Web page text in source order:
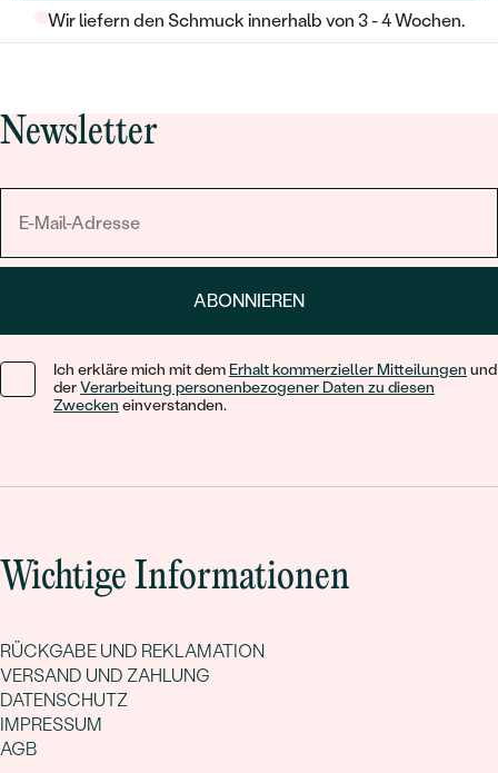
Wir liefern den Schmuck innerhalb von 3 - 4 Wochen.
Newsletter
ABONNIEREN
Ich erkläre mich mit dem Erhalt kommerzieller Mitteilungen und
derVerarbeitung personenbezogener Daten zu diesen
Zwecken einverstanden.
Wichtige Informationen
RÜCKGABE UND REKLAMATION
VERSAND UND ZAHLUNG
DATENSCHUTZ
IMPRESSUM
AGB